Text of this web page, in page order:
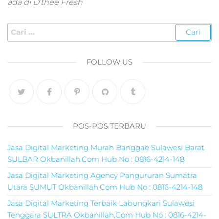
jam pahami digital
marketing untuk
jam pahami digital
agency,para
marketing
digital,online
digital,digital
marketing
sms,promosi
digital,promosi
ada di D’thee Fresh
FOLLOW US
POS-POS TERBARU
Jasa Digital Marketing Murah Banggae Sulawesi Barat
SULBAR Okbanillah.Com Hub No : 0816-4214-148
Jasa Digital Marketing Agency Pangururan Sumatra
Utara SUMUT Okbanillah.Com Hub No : 0816-4214-148
Jasa Digital Marketing Terbaik Labungkari Sulawesi
Tenggara SULTRA Okbanillah.Com Hub No : 0816-4214-